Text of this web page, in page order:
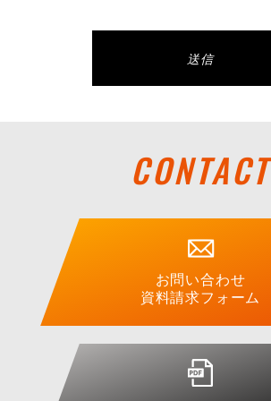
CONTACT
お問い合わせ
資料請求フォーム